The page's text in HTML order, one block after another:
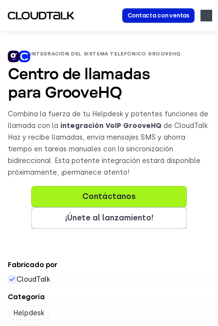
Contacta con ventas
INTEGRACIÓN DEL SISTEMA TELEFÓNICO GROOVEHQ
Centro de llamadas
para GrooveHQ
Combina la fuerza de tu Helpdesk y potentes funciones de
llamada con la integración VoIP GrooveHQ de CloudTalk.
Haz y recibe llamadas, envía mensajes SMS y ahorra
tiempo en tareas manuales con la sincronización
bidireccional. Esta potente integración estará disponible
próximamente, ¡permanece atento!
Contáctanos
¡Únete al lanzamiento!
Fabricado por
CloudTalk
Categoría
Helpdesk